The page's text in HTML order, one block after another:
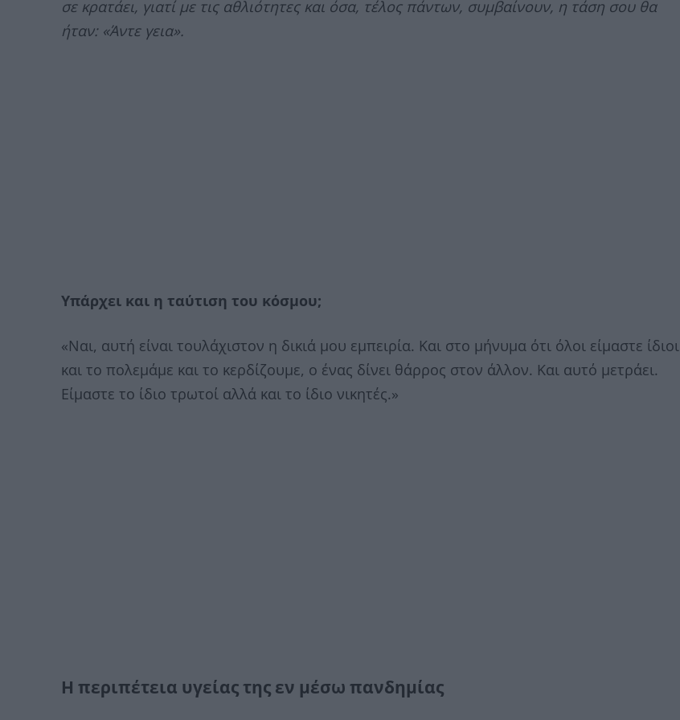
σε κρατάει, γιατί με τις αθλιότητες και όσα, τέλος πάντων, συμβαίνουν, η τάση σου θα
ήταν: «Άντε γεια».
Υπάρχει και η ταύτιση του κόσμου;
«Ναι, αυτή είναι τουλάχιστον η δικιά μου εμπειρία. Και στο μήνυμα ότι όλοι είμαστε ίδιοι
και το πολεμάμε και το κερδίζουμε, ο ένας δίνει θάρρος στον άλλον. Και αυτό μετράει.
Είμαστε το ίδιο τρωτοί αλλά και το ίδιο νικητές.»
Η περιπέτεια υγείας της εν μέσω πανδημίας